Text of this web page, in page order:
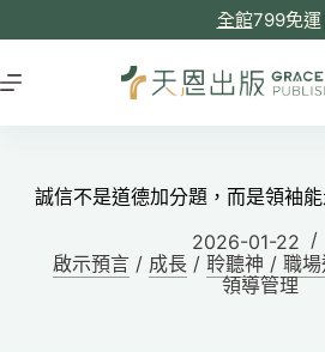
全館799免運
誠信不是道德加分題，而是領袖
2026-01-22
啟示預言/ 成長/ 聆聽神 / 職
領導管理